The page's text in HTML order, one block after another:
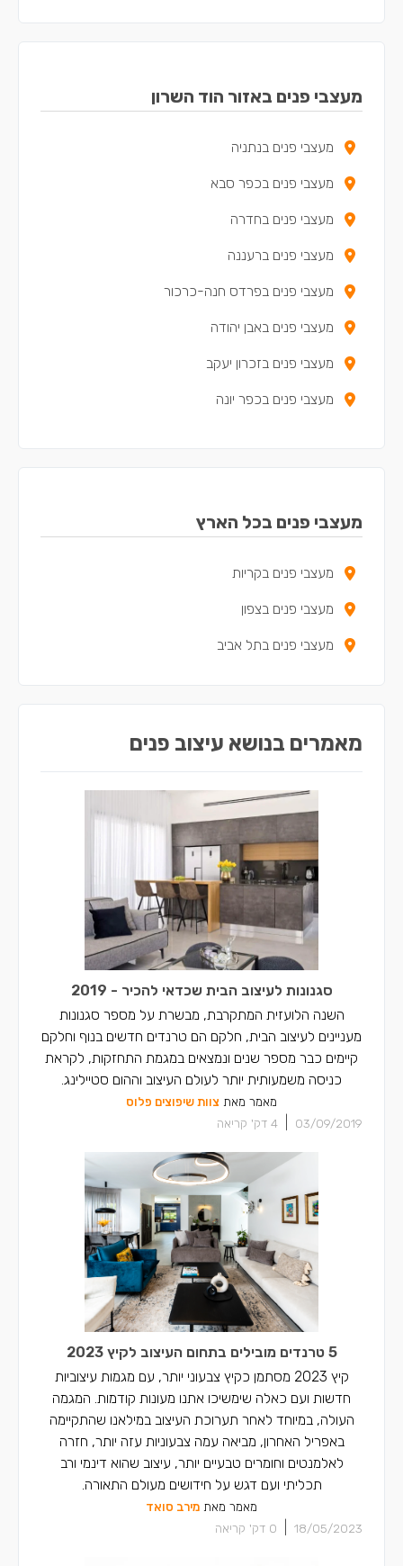
מעצבי פנים באזור הוד השרון
מעצבי פנים בנתניה
מעצבי פנים בכפר סבא
מעצבי פנים בחדרה
מעצבי פנים ברעננה
מעצבי פנים בפרדס חנה-כרכור
מעצבי פנים באבן יהודה
מעצבי פנים בזכרון יעקב
מעצבי פנים בכפר יונה
מעצבי פנים בקדימה-צורן
מעצבי פנים בבנימינה-גבעת עדה
מעצבי פנים בתל מונד
מעצבי פנים בכוכב יאיר - צור יגאל
מעצבי פנים באלפי מנשה
מעצבי פנים בטירה
מעצבי פנים בכל הארץ
מעצבי פנים בקריות
מעצבי פנים בצפון
מעצבי פנים בתל אביב
מאמרים בנושא עיצוב פנים
סגנונות לעיצוב הבית שכדאי להכיר - 2019
השנה הלועזית המתקרבת, מבשרת על מספר סגנונות
מעניינים לעיצוב הבית, חלקם הם טרנדים חדשים בנוף וחלקם
קיימים כבר מספר שנים ונמצאים במגמת התחזקות, לקראת
כניסה משמעותית יותר לעולם העיצוב וההום סטיילינג.
מאמר מאת צוות שיפוצים פלוס
03/09/2019
4 דק' קריאה
5 טרנדים מובילים בתחום העיצוב לקיץ 2023
קיץ 2023 מסתמן כקיץ צבעוני יותר, עם מגמות עיצוביות
חדשות ועם כאלה שימשיכו אתנו מעונות קודמות. המגמה
העולה, במיוחד לאחר תערוכת העיצוב במילאנו שהתקיימה
באפריל האחרון, מביאה עמה צבעוניות עזה יותר, חזרה
לאלמנטים וחומרים טבעיים יותר, עיצוב שהוא דינמי ורב
תכליתי ועם דגש על חידושים מעולם התאורה.
מאמר מאת מירב סואד
18/05/2023
0 דק' קריאה